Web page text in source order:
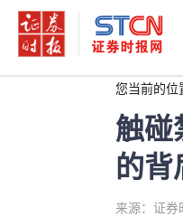
您当前的位
触碰
的背
来源：证券